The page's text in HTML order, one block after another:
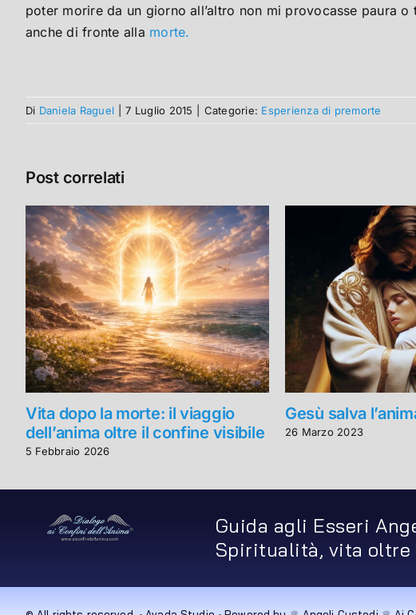
poter morire da un giorno all’altro non mi provocasse paura
anche di fronte alla morte.
Di Daniela Raguel 7 Luglio 2015 Categorie: Esperienza di premorte
Post correlati
Vita dopo la morte: il viaggio
dell’anima oltre il confine visibile
5 Febbraio 2026
Gesù salva
26 Marzo 2023
Guida agli Esseri
Spiritualità, vita oltre